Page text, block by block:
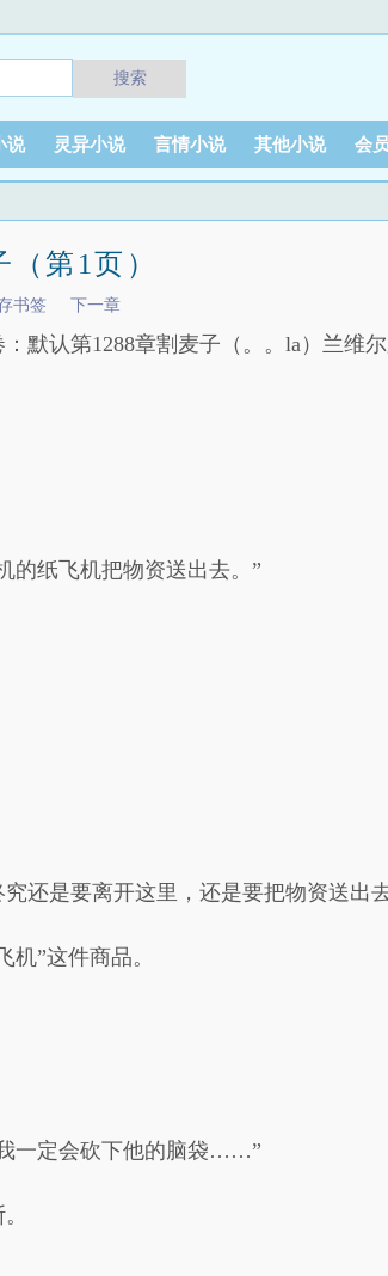
搜索
说 灵异小说 言情小说 其他小说 会
第1页）
书签 下一章
默认第1288章割麦子（。。la）兰维
的纸飞机把物资送出去。”
还是要离开这里，还是要把物资送出去
”这件商品。
一定会砍下他的脑袋……”